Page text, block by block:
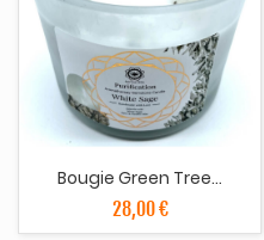
Bougie Green Tree...
28,00 €